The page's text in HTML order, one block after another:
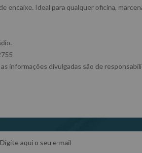
Ideal para qualquer oficina,
informações divulgadas são de